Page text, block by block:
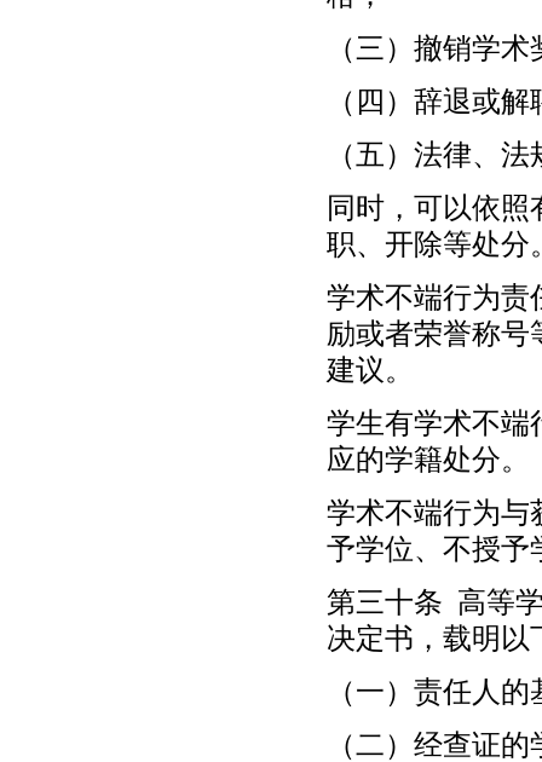
（三）撤销学
（四）辞退或解
（五）法律、
同时，可以依
职、开除等处分
学术不端行为责
励或者荣誉称
建议。
学生有学术不端
应的学籍处分。
学术不端行为与
予学位、不授予
第三十条 高等
决定书，载明以
（一）责任人
（二）经查证